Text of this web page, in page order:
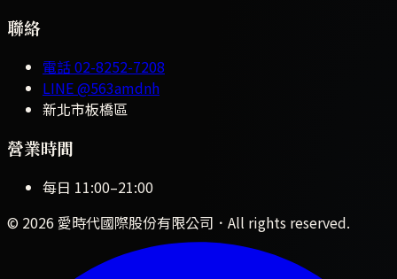
聯絡
電話02-8252-7208
LINE@563amdnh
新北市板橋區
營業時間
每日 11:00–21:00
© 2026 愛時代國際股份有限公司 ．All rights reserved.